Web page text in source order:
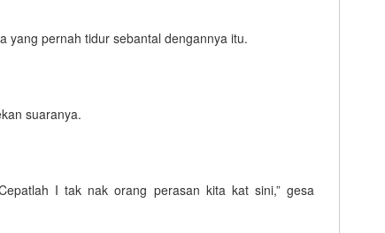
yang pernah tidur sebantal dengannya itu.
suaranya.
I tak nak orang perasan kita kat sini,” gesa